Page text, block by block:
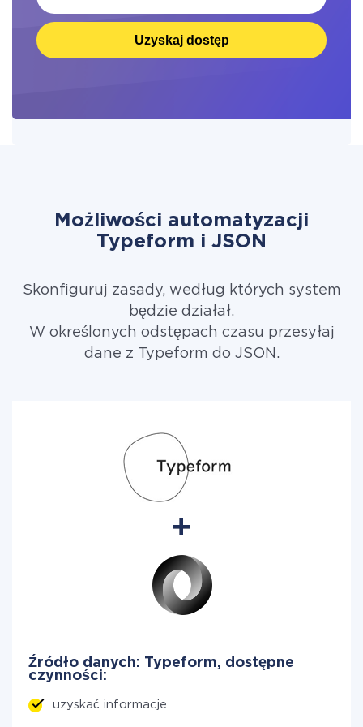
Uzyskaj dostęp
Możliwości automatyzacji
Typeform i JSON
Skonfiguruj zasady, według których system
będzie działał.
W określonych odstępach czasu przesyłaj
dane z Typeform do JSON.
Źródło danych: Typeform, dostępne
czynności:
uzyskać informacje